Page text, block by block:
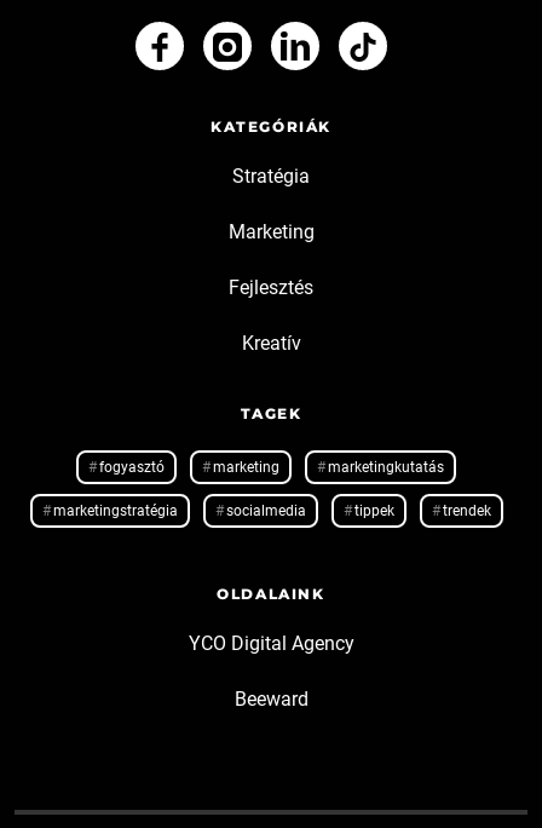
KATEGÓRIÁK
Stratégia
Marketing
Fejlesztés
Kreatív
TAGEK
fogyasztó marketing marketingkutatás
marketingstratégia socialmedia tippek trendek
OLDALAINK
YCO Digital Agency
Beeward